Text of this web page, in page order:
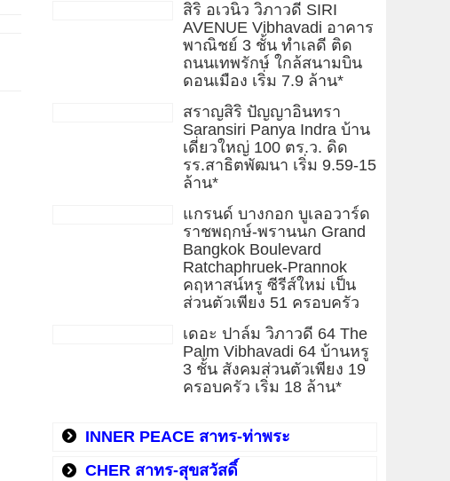
สิริ อเวนิว วิภาวดี SIRI
AVENUE Vibhavadi อาคาร
พาณิชย์ 3 ชั้น ทำเลดี ติด
ถนนเทพรักษ์ ใกล้สนามบิน
ดอนเมือง เริ่ม 7.9 ล้าน*
สราญสิริ ปัญญาอินทรา
Saransiri Panya Indra บ้าน
เดี่ยวใหญ่ 100 ตร.ว. ดิด
รร.สาธิตพัฒนา เริ่ม 9.59-15
ล้าน*
แกรนด์ บางกอก บูเลอวาร์ด
ราชพฤกษ์-พรานนก Grand
Bangkok Boulevard
Ratchaphruek-Prannok
คฤหาสน์หรู ซีรีส์ใหม่ เป็น
ส่วนตัวเพียง 51 ครอบครัว
เดอะ ปาล์ม วิภาวดี 64 The
Palm Vibhavadi 64 บ้านหรู
3 ชั้น สังคมส่วนตัวเพียง 19
ครอบครัว เริ่ม 18 ล้าน*
INNER PEACE สาทร-ท่าพระ
CHER สาทร-สุขสวัสดิ์